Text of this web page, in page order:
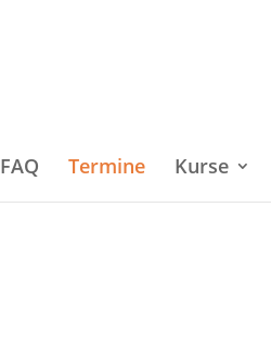
FAQ Termine Kurse